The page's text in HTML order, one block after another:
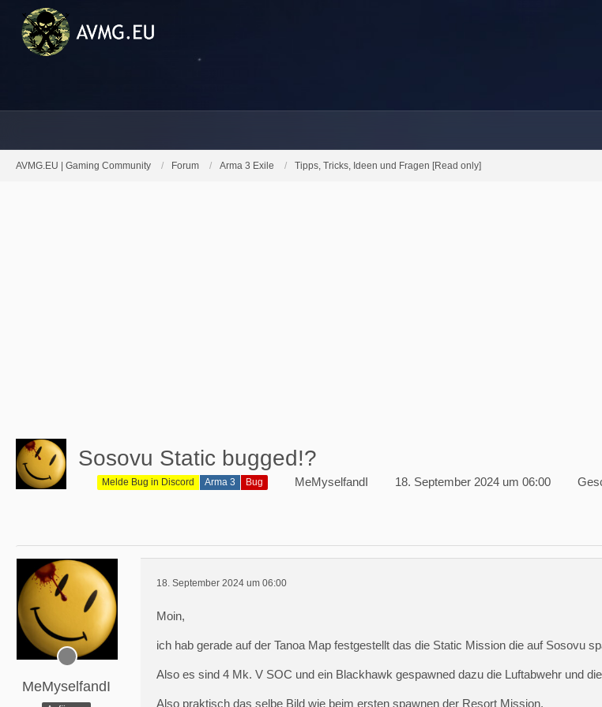
AVMG.EU | Gaming Community Forum Arma 3 Exile Tipps, Tricks, Ideen und Fragen [Read only]
Sosovu Static bugged!?
Melde Bug in Discord Arma 3 Bug MeMyselfandI 18. September 2024 um 06:00
MeMyselfandI
18. September 2024 um 06:00
Moin,
ich hab gerade auf der Tanoa Map festgestellt das die Static Mission die auf Sosovu
Also es sind 4 Mk. V SOC und ein Blackhawk gespawned dazu die Luftabwehr und
Also praktisch das selbe Bild wie beim ersten spawnen der Resort Mission.